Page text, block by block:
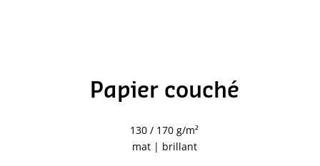
Papier couché
130 / 170 g/m²
mat | brillant